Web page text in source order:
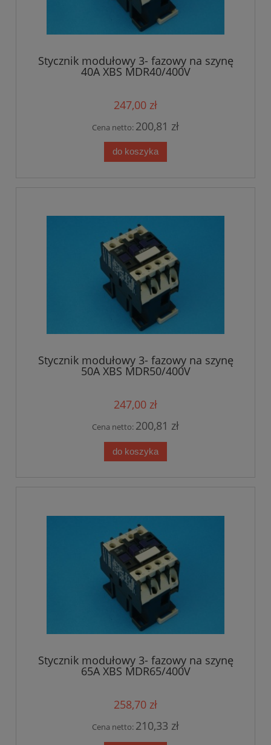
Stycznik modułowy 3- fazowy na szynę
40A XBS MDR40/400V
247,00 zł
Cena netto: 200,81 zł
do koszyka
Stycznik modułowy 3- fazowy na szynę
50A XBS MDR50/400V
247,00 zł
Cena netto: 200,81 zł
do koszyka
Stycznik modułowy 3- fazowy na szynę
65A XBS MDR65/400V
258,70 zł
Cena netto: 210,33 zł